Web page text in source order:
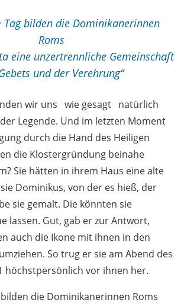
Tag bilden die Dominikanerinnen
Roms
eine unzertrennliche Gemeinschaft
und der Verehrung“
wir uns wie gesagt natürlich
Legende. Und im letzten Moment
durch die Hand des Heiligen
die Klostergründung beinahe
Sie hätten in ihrem Haus eine alte
Dominikus, von der es hieß, der
sie gemalt. Die könnten sie
lassen. Gut, gab er zur Antwort,
auch die Ikone mit ihnen in den
So trug er sie am Abend des
höchstpersönlich vor ihnen her.
die Dominikanerinnen Roms